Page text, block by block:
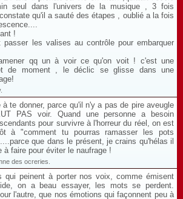
seul dans l'univers de la musique , 3 fois
qu'il a sauté des étapes , oublié a la fois
!
passer les valises au contrôle pour embarquer
qq un à voir ce qu'on voit ! c'est une
de moment , le déclic se glisse dans une
te donner, parce qu'il n'y a pas de pire aveugle
PAS voir. Quand une personne a besoin
pour survivre à l'horreur du réel, on est
à "comment tu pourras ramasser les pots
que dans le présent, je crains qu'hélas il
à faire pour éviter le naufrage !
des ocreries.
qui peinent à porter nos voix, comme émisent
on a beau essayer, les mots se perdent.
l'autre, que nos émotions qui façonnent peu à